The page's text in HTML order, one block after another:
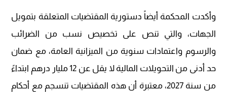
وأكدت المحكمة أيضاً دستورية المقتضيات المتعلقة بتمويل
الجهات، والتي تنص على تخصيص نسب من الضرائب
والرسوم واعتمادات سنوية من الميزانية العامة، مع ضمان
حد أدنى من التحويلات المالية لا يقل عن 12 مليار درهم ابتداءً
من سنة 2027، معتبرة أن هذه المقتضيات تنسجم مع أحكام